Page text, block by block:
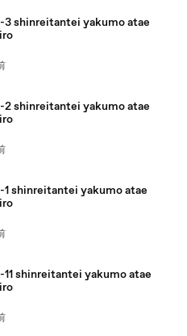
3 shinreitantei yakumo atae
2 shinreitantei yakumo atae
1 shinreitantei yakumo atae
11 shinreitantei yakumo atae